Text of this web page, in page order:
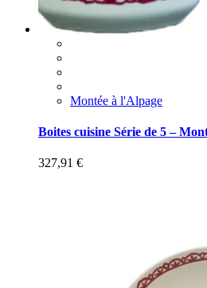
Montée à l'Alpage
Boites cuisine Série de 5 –
327,91 €